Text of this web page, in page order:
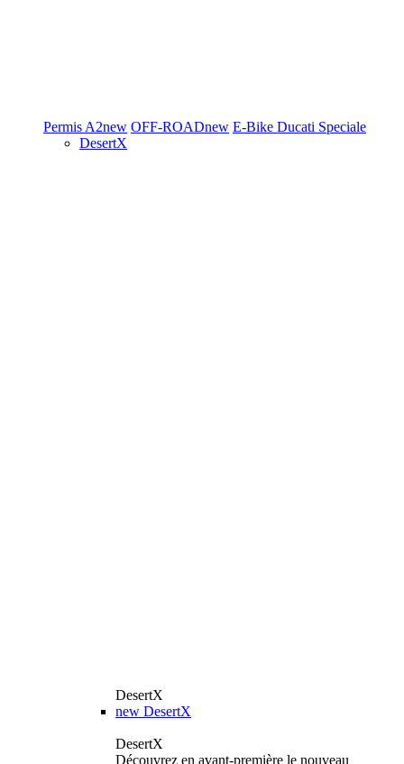
Permis A2new OFF-ROADnew E-Bike Ducati Speciale
DesertX
DesertX
new DesertX
DesertX
Découvrez en avant-première le nouveau